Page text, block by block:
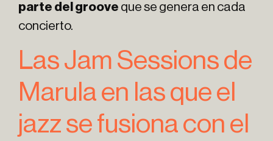
parte del groove que se genera en cada
concierto.
Las Jam Sessions de
Marula en las que el
jazz se fusiona con el